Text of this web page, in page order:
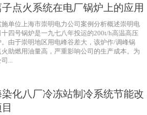
点火系统在电厂锅炉上的应用
施单位上海市崇明电力公司案例分析概述崇明电
十四号锅炉是一九七八年投运的200t/h高温高压
。由于崇明地区用电峰谷差大，该炉作/调峰锅
助燃用油量高，严重影响公司的生产成本。为
...
染化八厂冷冻站制冷系统节能改